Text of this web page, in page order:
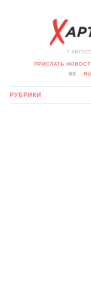
7
ПРИСЛАТЬ
BE
RU
РУБРИКИ